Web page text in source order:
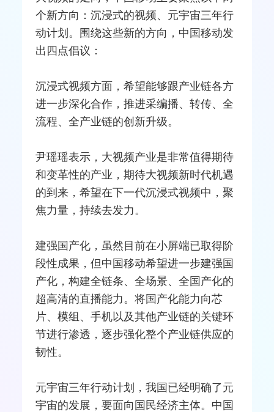
个新方向：沉浸式的视频、元宇宙三年行
动计划。围绕这些新的方向，中国移动发
出四点倡议：
沉浸式视频方面，希望能够跟产业链各方
进一步深化合作，推进采编播、转传、全
流程、全产业链的创新升级。
尹瑶瑶表示，大视频产业是非常值得期待
和变革性的产业，期待大视频新时代机遇
的到来，希望在下一代沉浸式视频中，聚
焦力量，持续去发力。
建强国产化，虽然目前在小屏端已取得阶
段性成果，但中国移动希望进一步建强国
产化，构建全链条、全场景、全国产化的
超高清的直播能力。将国产化能力向芯
片、模组、手机以及其他产业链的关键环
节进行渗透，逐步强化整个产业链供应的
韧性。
元宇宙三年行动计划，我国已经明确了元
宇宙的发展，要面向国民经济主体。中国